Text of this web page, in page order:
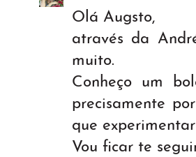
Olá Augsto,
através da
muito.
Conheço um
precisamente
que
Vou ficar te